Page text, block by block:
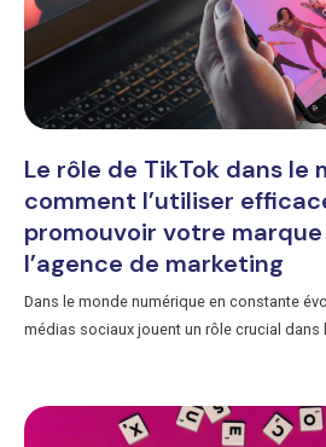
Le rôle de TikTok dans le
comment l’utiliser
promouvoir votre
l’agence de marketing
Dans le monde numérique en constante
médias sociaux jouent un rôle crucial dans